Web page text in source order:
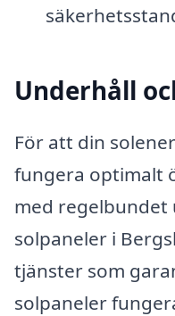
Underhåll
För att din
fungera optimalt
med
solpaneler i
tjänster som
solpaneler